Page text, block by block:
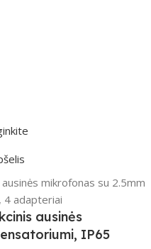
ausinės
IP65